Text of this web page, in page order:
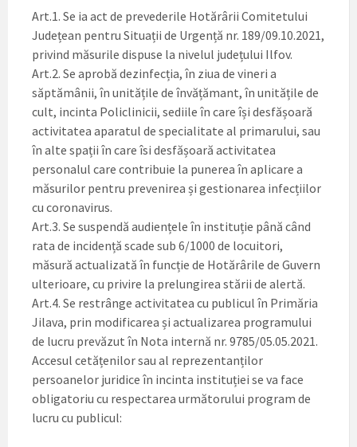
Art.1. Se ia act de prevederile Hotărârii Comitetului
Județean pentru Situații de Urgență nr. 189/09.10.2021,
privind măsurile dispuse la nivelul județului Ilfov.
Art.2. Se aprobă dezinfecția, în ziua de vineri a
săptămânii, în unitățile de învățămant, în unitățile de
cult, incinta Policlinicii, sediile în care își desfășoară
activitatea aparatul de specialitate al primarului, sau
în alte spații în care îsi desfășoară activitatea
personalul care contribuie la punerea în aplicare a
măsurilor pentru prevenirea și gestionarea infecțiilor
cu coronavirus.
Art.3. Se suspendă audiențele în instituție până când
rata de incidență scade sub 6/1000 de locuitori,
măsură actualizată în funcție de Hotărârile de Guvern
ulterioare, cu privire la prelungirea stării de alertă.
Art.4. Se restrânge activitatea cu publicul în Primăria
Jilava, prin modificarea și actualizarea programului
de lucru prevăzut în Nota internă nr. 9785/05.05.2021.
Accesul cetățenilor sau al reprezentanților
persoanelor juridice în incinta instituției se va face
obligatoriu cu respectarea următorului program de
lucru cu publicul: